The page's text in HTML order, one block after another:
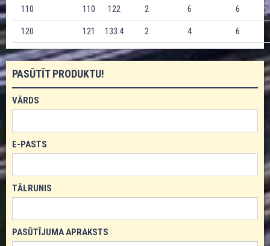
110 110 122 2 6 6
120 121 133.4 2 4 6
PASŪTĪT PRODUKTU!
VĀRDS
E-PASTS
TĀLRUNIS
PASŪTĪJUMA APRAKSTS